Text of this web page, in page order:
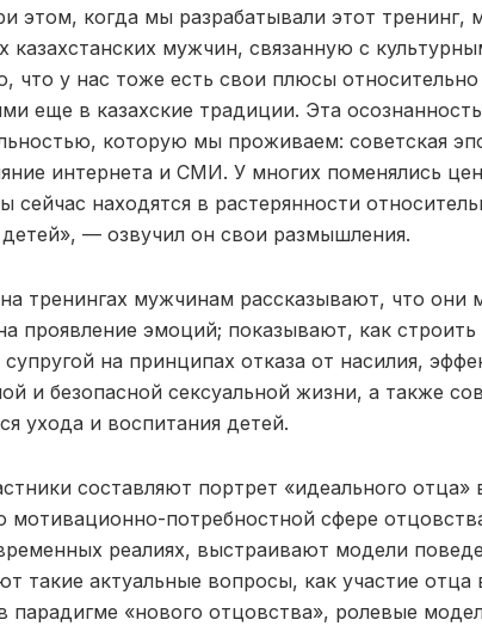
этом, когда мы разрабатывали этот тренинг,
казахстанских мужчин, связанную с
что у нас тоже есть свои плюсы
еще в казахские традиции. Эта
которую мы проживаем: советская
интернета и СМИ. У многих поменялись
сейчас находятся в растерянности
— озвучил он свои размышления.
тренингах мужчинам рассказывают, что они
проявление эмоций; показывают, как строить
на принципах отказа от насилия,
и безопасной сексуальной жизни, а также
ухода и воспитания детей.
составляют портрет «идеального
мотивационно-потребностной сфере
реалиях, выстраивают модели
такие актуальные вопросы, как участие отца
парадигме «нового отцовства», ролевые